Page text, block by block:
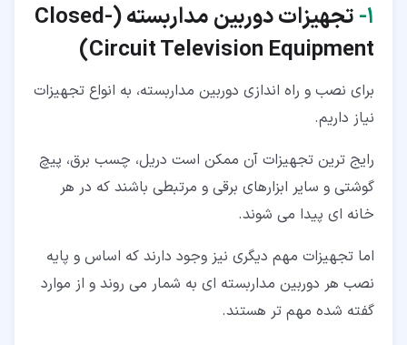
۱‏-
تجهیزات دوربین مداربسته (Closed-
Circuit Television Equipment)
برای نصب و راه اندازی دوربین مداربسته، به انواع تجهیزات
نیاز داریم.
رایج ترین تجهیزات آن ممکن است دریل، چسب برق، پیچ
گوشتی و سایر ابزارهای برقی و مرتبطی باشند که در هر
خانه ای پیدا می شوند.
اما تجهیزات مهم دیگری نیز وجود دارند که اساس و پایه
نصب هر دوربین مداربسته ای به شمار می روند و از موارد
گفته شده مهم تر هستند.